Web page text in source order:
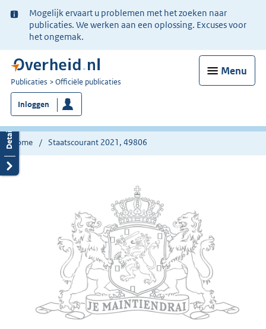
Ter
informatie:
Mogelijk ervaart u problemen met het zoeken naar
publicaties. We werken aan een oplossing. Excuses voor
het ongemak.
Menu
U
bent
nu
hier:
Publicaties Officiële publicaties
Inloggen
Home Staatscourant 2021, 49806